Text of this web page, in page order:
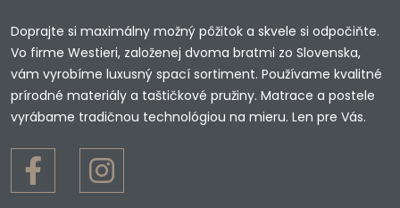
Doprajte si maximálny možný pôžitok a skvele si odpočiňte.
Vo firme Westieri, založenej dvoma bratmi zo Slovenska,
vám vyrobíme luxusný spací sortiment. Používame kvalitné
prírodné materiály a taštičkové pružiny. Matrace a postele
vyrábame tradičnou technológiou na mieru. Len pre Vás.